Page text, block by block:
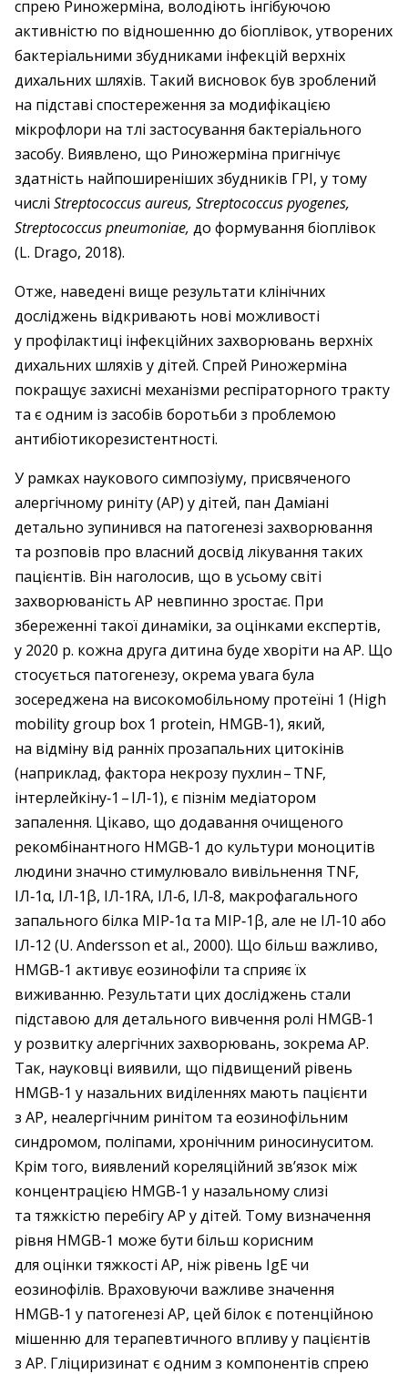
спрею Риножерміна, володіють інгібуючою
активністю по відношенню до біоплівок, утворених
бактеріальними збудниками інфекцій верхніх
дихальних шляхів. Такий висновок був зроблений
на підставі спостереження за модифікацією
мікрофлори на тлі застосування бактеріального
засобу. Виявлено, що Риножерміна пригнічує
здатність найпоширеніших збудників ГРІ, у тому
числі Streptococcus aureus, Streptococcus pyogenes,
Streptococcus pneumoniae, до формування біоплівок
(L. Drago, 2018).
Отже, наведені вище результати клінічних
досліджень відкривають нові можливості
у профілактиці інфекційних захворювань верхніх
дихальних шляхів у дітей. Спрей Риножерміна
покращує захисні механізми респіраторного тракту
та є одним із засобів боротьби з проблемою
антибіотикорезистентності.
У рамках наукового симпозіуму, присвяченого
алергічному риніту (АР) у дітей, пан Даміані
детально зупинився на патогенезі захворювання
та розповів про власний досвід лікування таких
пацієнтів. Він наголосив, що в усьому світі
захворюваність АР невпинно зростає. При
збереженні такої динаміки, за оцінками експертів,
у 2020 р. кожна друга дитина буде хворіти на АР. Що
стосується патогенезу, окрема увага була
зосереджена на високомобільному протеїні 1 (High
mobility group box 1 protein, HMGB‑1), який,
на відміну від ранніх прозапальних цитокінів
(наприклад, фактора некрозу пухлин – ​TNF,
інтерлейкіну‑1 – ​ІЛ‑1), є пізнім медіатором
запалення. Цікаво, що додавання очищеного
рекомбінантного HMGB‑1 до культури моноцитів
людини значно стимулювало вивільнення TNF,
ІЛ‑1α, ІЛ‑1β, ІЛ‑1RA, ІЛ‑6, ІЛ‑8, макрофагального
запального білка MIP‑1α та MIP‑1β, але не ІЛ‑10 або
ІЛ‑12 (U. Andersson et al., 2000). Що більш важливо,
HMGB‑1 активує еозинофіли та сприяє їх
виживанню. Результати цих досліджень стали
підставою для детального вивчення ролі HMGB‑1
у розвитку алергічних захворювань, зокрема АР.
Так, науковці виявили, що підвищений рівень
HMGB‑1 у назальних виділеннях мають пацієнти
з АР, неалергічним ринітом та еозинофільним
синдромом, поліпами, хронічним риносинуситом.
Крім того, виявлений кореляційний зв’язок між
концентрацією HMGB‑1 у назальному слизі
та тяжкістю перебігу АР у дітей. Тому визначення
рівня HMGB‑1 може бути більш корисним
для оцінки тяжкості АР, ніж рівень IgE чи
еозинофілів. Враховуючи важливе значення
HMGB‑1 у патогенезі АР, цей білок є потенційною
мішенню для терапевтичного впливу у пацієнтів
з АР. Гліциризинат є одним з компонентів спрею